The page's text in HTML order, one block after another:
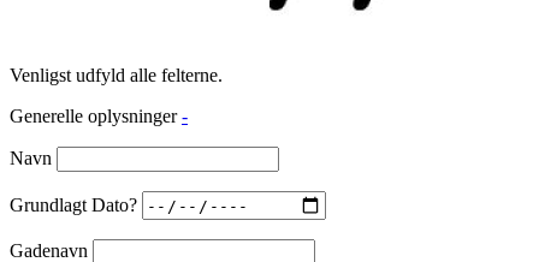
Venligst udfyld alle felterne.
Generelle oplysninger -
Navn
Grundlagt Dato?
Gadenavn